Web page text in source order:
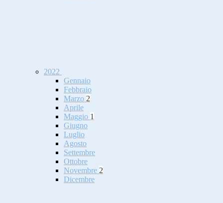
2022
Gennaio
Febbraio
Marzo 2
Aprile
Maggio 1
Giugno
Luglio
Agosto
Settembre
Ottobre
Novembre 2
Dicembre